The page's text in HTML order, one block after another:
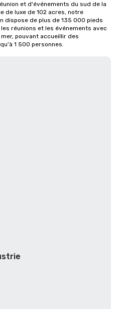
et d'événements du sud de la
de luxe de 102 acres, notre
dispose de plus de 135 000 pieds
réunions et les événements avec
pouvant accueillir des
1 500 personnes.